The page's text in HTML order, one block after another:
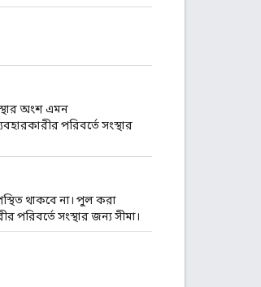
অংশ এমন
পরিবর্তে সংস্থার
থাকবে না। পুল করা
পরিবর্তে সংস্থার জন্য সীমা।